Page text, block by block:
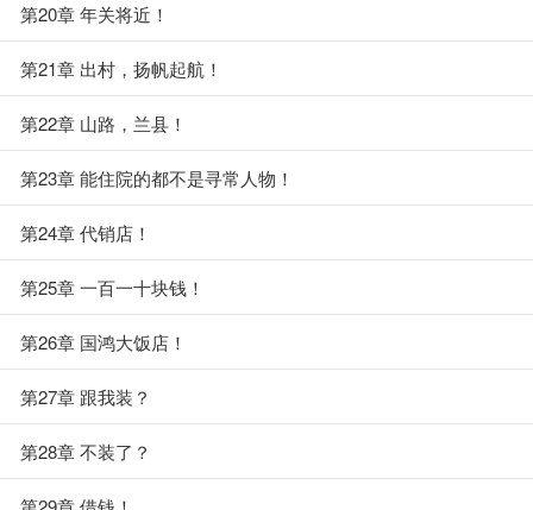
第20章 年关将近！
第21章 出村，扬帆起航！
第22章 山路，兰县！
第23章 能住院的都不是寻常人物！
第24章 代销店！
第25章 一百一十块钱！
第26章 国鸿大饭店！
第27章 跟我装？
第28章 不装了？